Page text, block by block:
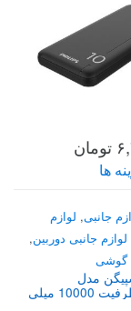
تومان
ها
جانبی, لوازم
لوازم جانبی دوربین,
گوشی
مدل
ArcPack ظرفیت 10000 میلی